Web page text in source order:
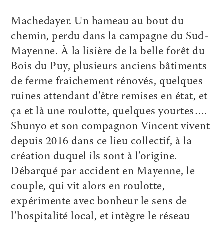
Machedayer. Un hameau au bout du
chemin, perdu dans la campagne du Sud-
Mayenne. À la lisière de la belle forêt du
Bois du Puy, plusieurs anciens bâtiments
de ferme fraichement rénovés, quelques
ruines attendant d’être remises en état, et
ça et là une roulotte, quelques yourtes….
Shunyo et son compagnon Vincent vivent
depuis 2016 dans ce lieu collectif, à la
création duquel ils sont à l’origine.
Débarqué par accident en Mayenne, le
couple, qui vit alors en roulotte,
expérimente avec bonheur le sens de
l’hospitalité local, et intègre le réseau